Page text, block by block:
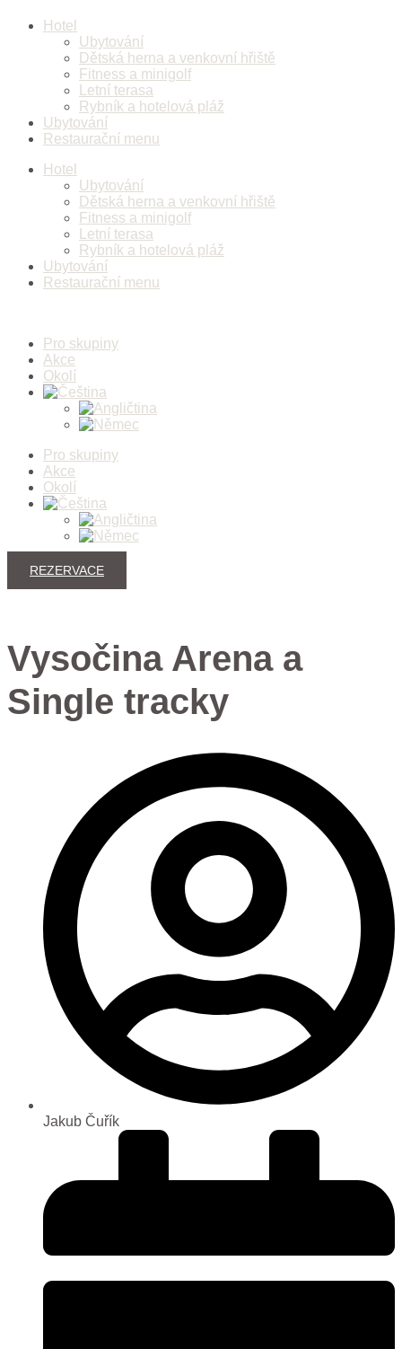
Přejít
Hotel
Ubytování
Dětská herna a venkovní hřiště
Fitness a minigolf
Letní terasa
Rybník a hotelová pláž
Ubytování
Restaurační menu
Hotel
Ubytování
Dětská herna a venkovní hřiště
Fitness a minigolf
Letní terasa
Rybník a hotelová pláž
Ubytování
Restaurační menu
Pro skupiny
Akce
Okolí
Pro skupiny
Akce
Okolí
REZERVACE
Vysočina Arena a
Single tracky
Jakub Čuřík